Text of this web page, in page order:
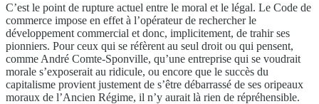
C’est le point de rupture actuel entre le moral et le légal. Le Code de
commerce impose en effet à l’opérateur de rechercher le
développement commercial et donc, implicitement, de trahir ses
pionniers. Pour ceux qui se réfèrent au seul droit ou qui pensent,
comme André Comte-Sponville, qu’une entreprise qui se voudrait
morale s’exposerait au ridicule, ou encore que le succès du
capitalisme provient justement de s’être débarrassé de ses oripeaux
moraux de l’Ancien Régime, il n’y aurait là rien de répréhensible.